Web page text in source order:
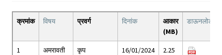
क्रमांक विषय प्रवर्ग दिनांक
आकार
(MB)
डाऊनलोड
1
अमरावती
कृप
16/01/2024 2.25